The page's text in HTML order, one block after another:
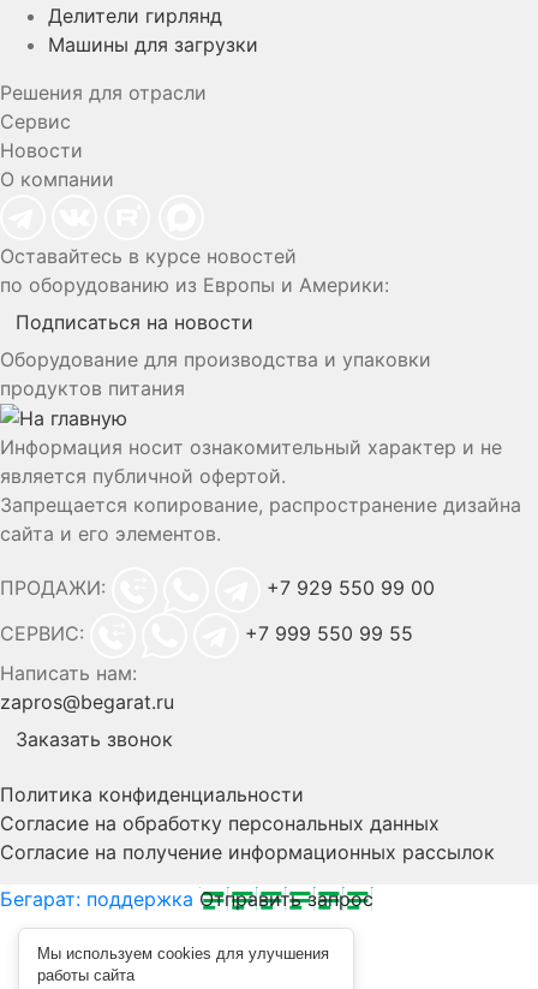
Мы используем cookies для улучшения
работы сайта
Делители гирлянд
Машины для загрузки
Решения для отрасли
Сервис
Новости
О компании
Оставайтесь в курсе новостей
по оборудованию из Европы и Америки:
Подписаться на новости
Оборудование для производства и упаковки
продуктов питания
Информация носит ознакомительный характер и не
является публичной офертой.
Запрещается копирование, распространение дизайна
сайта и его элементов.
ПРОДАЖИ:
+7 929 550 99 00
СЕРВИС:
+7 999 550 99 55
Написать нам:
zapros@begarat.ru
Заказать звонок
Политика конфиденциальности
Согласие на обработку персональных данных
Согласие на получение информационных рассылок
Бегарат: поддержка Отправить запрос